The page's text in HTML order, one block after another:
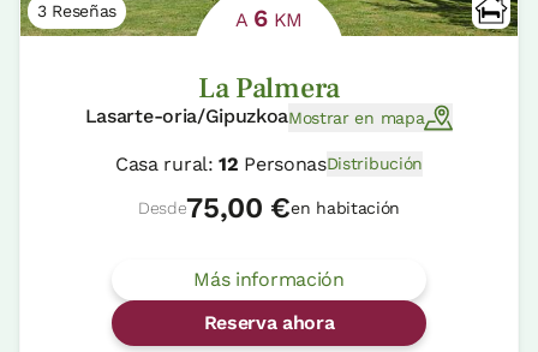
3 Reseñas A 6 KM
La Palmera
Lasarte-oria/GipuzkoaMostrar en mapa
Casa rural:12 PersonasDistribución
Desde75,00 €en habitación
Más información
Reserva ahora